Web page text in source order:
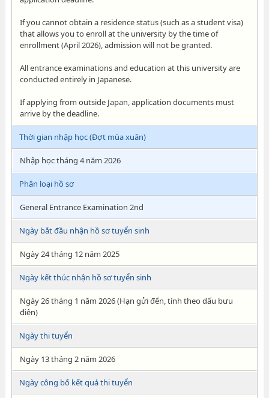
If you cannot obtain a residence status (such as a student visa)
that allows you to enroll at the university by the time of
enrollment (April 2026), admission will not be granted.
All entrance examinations and education at this university are
conducted entirely in Japanese.
If applying from outside Japan, application documents must
arrive by the deadline.
Thời gian nhập học (Đợt mùa xuân)
Nhập học tháng 4 năm 2026
Phân loại hồ sơ
General Entrance Examination 2nd
Ngày bắt đầu nhận hồ sơ tuyển sinh
Ngày 24 tháng 12 năm 2025
Ngày kết thúc nhận hồ sơ tuyển sinh
Ngày 26 tháng 1 năm 2026 (Hạn gửi đến, tính theo dấu bưu
điện)
Ngày thi tuyển
Ngày 13 tháng 2 năm 2026
Ngày công bố kết quả thi tuyển